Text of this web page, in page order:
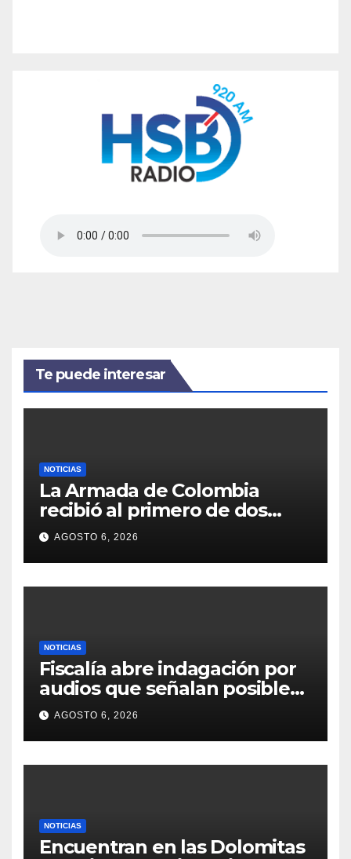
Te puede interesar
NOTICIAS
La Armada de Colombia
recibió al primero de dos
blindados 4×4 Kodiak para
equipar a su Infantería de
Marina
AGOSTO 6, 2026
NOTICIAS
Fiscalía abre indagación por
audios que señalan posibles
irregularidades en círculo de
Verónica Alcocer
AGOSTO 6, 2026
NOTICIAS
Encuentran en las Dolomitas